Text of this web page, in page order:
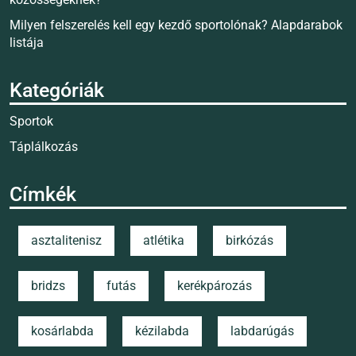
Milyen felszerelés kell egy kezdő sportolónak? Alapdarabok
listája
Kategóriák
Sportok
Táplálkozás
Címkék
asztalitenisz atlétika birkózás
bridzs futás kerékpározás
kosárlabda kézilabda labdarúgás